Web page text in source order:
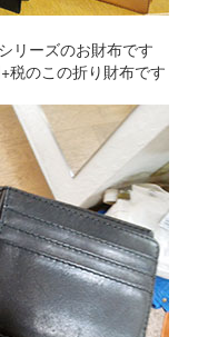
リーズのお財布です
のこの折り財布です